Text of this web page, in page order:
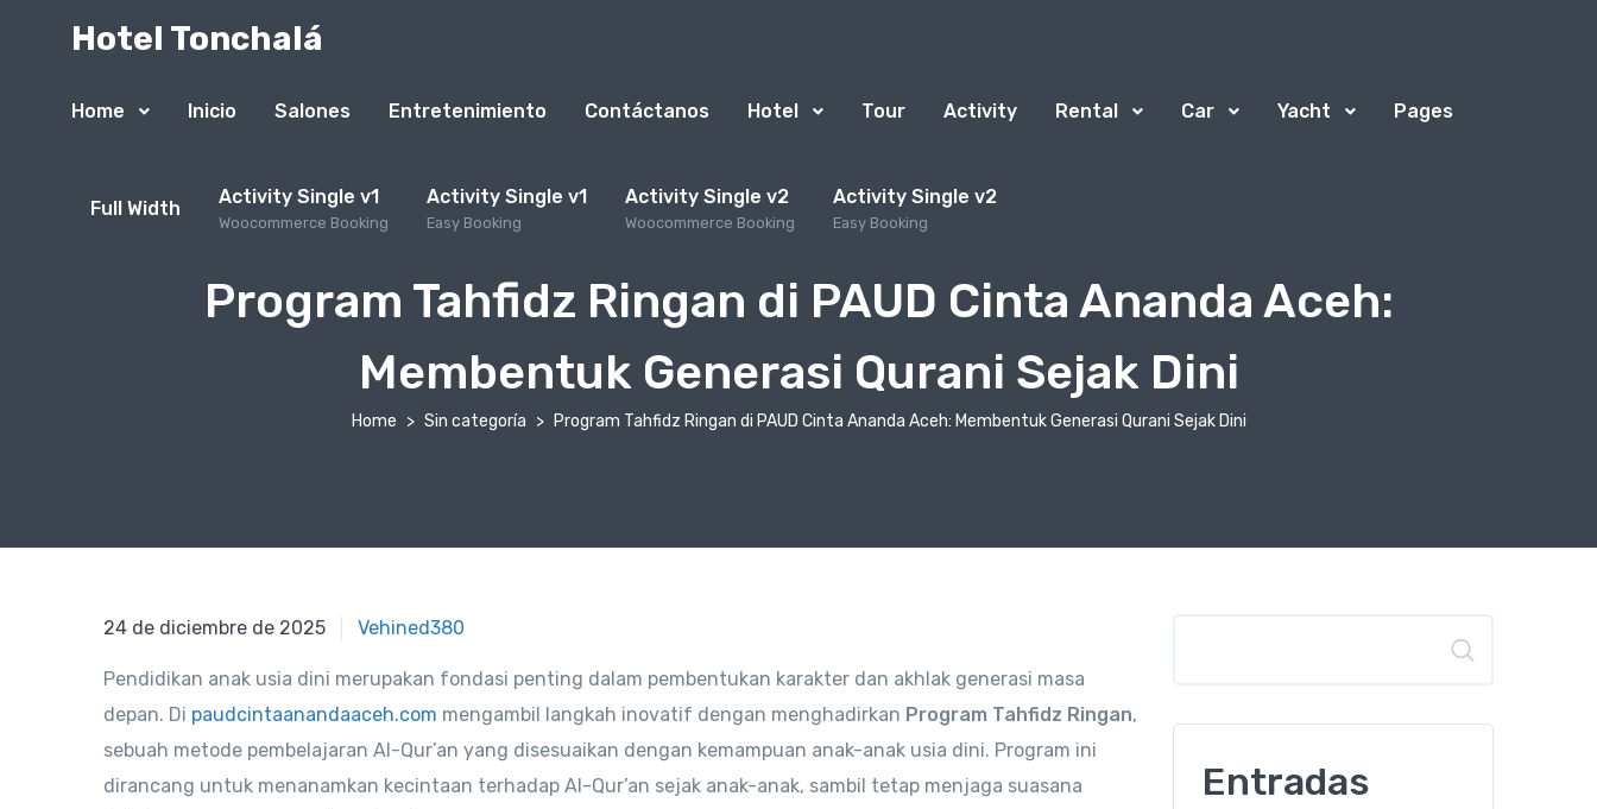
Hotel Tonchalá
Home Inicio Salones Entretenimiento Contáctanos Hotel Tour Activity Rental Car Yacht Pages
Full Width Activity Single v1
Woocommerce Booking
Activity Single v1
Easy Booking
Activity Single v2
Woocommerce Booking
Activity Single v2
Easy Booking
Program Tahfidz Ringan di PAUD Cinta Ananda Aceh:
Membentuk Generasi Qurani Sejak Dini
Home Sin categoría Program Tahfidz Ringan di PAUD Cinta Ananda Aceh: Membentuk Generasi Qurani Sejak Dini
24 de diciembre de 2025
24 de diciembre de 2025 Vehined380
Pendidikan anak usia dini merupakan fondasi penting dalam pembentukan karakter dan akhlak generasi masa
depan. Di paudcintaanandaaceh.com mengambil langkah inovatif dengan menghadirkan Program Tahfidz Ringan,
sebuah metode pembelajaran Al-Qur’an yang disesuaikan dengan kemampuan anak-anak usia dini. Program ini
dirancang untuk menanamkan kecintaan terhadap Al-Qur’an sejak anak-anak, sambil tetap menjaga suasana
Entradas